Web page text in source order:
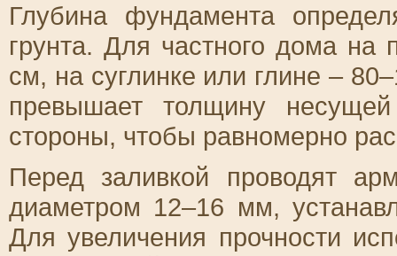
Глубина фундамента
грунта. Для частного дома на
см, на суглинке или глине –
превышает толщину
стороны, чтобы равномерно
Перед заливкой проводят
диаметром 12–16 мм,
Для увеличения прочности